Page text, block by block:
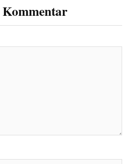
Kommentar